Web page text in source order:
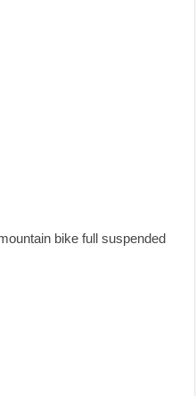
bike full suspended